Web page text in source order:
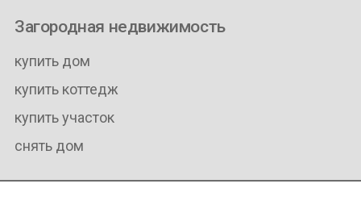
Загородная недвижимость
купить дом
купить коттедж
купить участок
снять дом